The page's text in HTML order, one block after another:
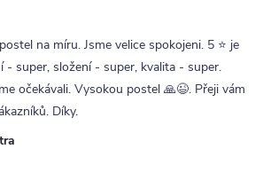
na míru. Jsme velice spokojeni. 5 ⭐ je
- super, složení - super, kvalita - super.
očekávali. Vysokou postel 🙏😉. Přeji vám
Díky.